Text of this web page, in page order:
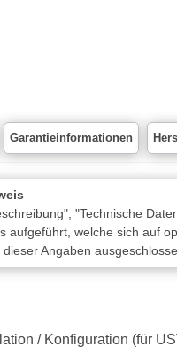
Garantieinformationen
"Technische
aufgeführt, welche sich auf
Angaben
/ Konfiguration (für